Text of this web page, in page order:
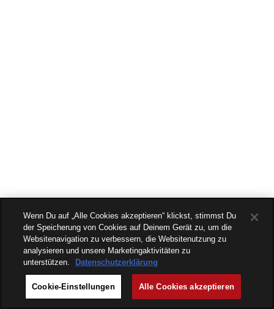
Wenn Du auf „Alle Cookies akzeptieren“ klickst, stimmst Du
der Speicherung von Cookies auf Deinem Gerät zu, um die
Websitenavigation zu verbessern, die Websitenutzung zu
analysieren und unsere Marketingaktivitäten zu
unterstützen.
Datenschutzerklärung
Cookie-Einstellungen Alle Cookies akzeptieren